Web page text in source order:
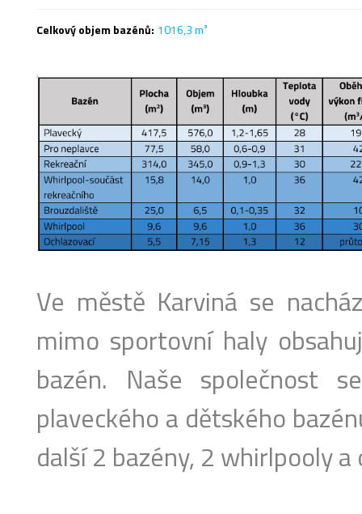
Celkový objem bazénů: 1016,3 m³
Ve městě Karviná se
mimo sportovní haly
bazén. Naše společnost
plaveckého a dětského
další 2 bazény, 2 whirlpooly a